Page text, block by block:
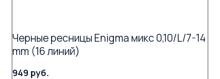
Черные ресницы Enigma микс 0,10/L/7-14
mm (16 линий)
949 руб.